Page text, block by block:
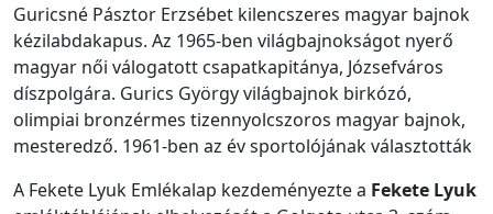
Guricsné Pásztor Erzsébet kilencszeres magyar bajnok
kézilabdakapus. Az 1965-ben világbajnok­ságot nyerő
magyar női válogatott csapatkapitánya, Józsefváros
díszpolgára. Gurics György világbajnok birkózó,
olimpiai bronzérmes tizennyolcszoros magyar bajnok,
mester­edző. 1961-ben az év sportolójának választották
A Fekete Lyuk Emlékalap kezdeményezte a Fekete Lyuk